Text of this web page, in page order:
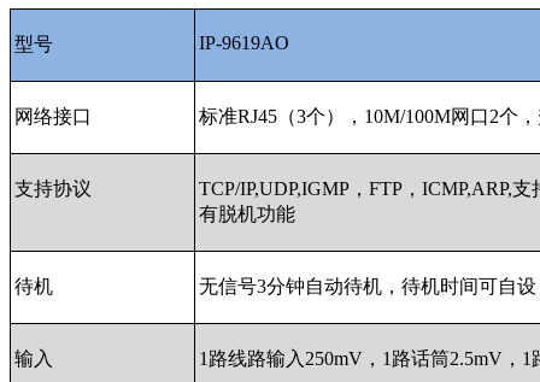
型号 IP-9619AO
网络接口 标准RJ45（3个），10M/100M网口2个
支持协议
TCP/IP,UDP,IGMP，FTP，ICMP,ARP,
有脱机功能
待机 无信号3分钟自动待机，待机时间可自设
输入 1路线路输入250mV，1路话筒2.5mV，1